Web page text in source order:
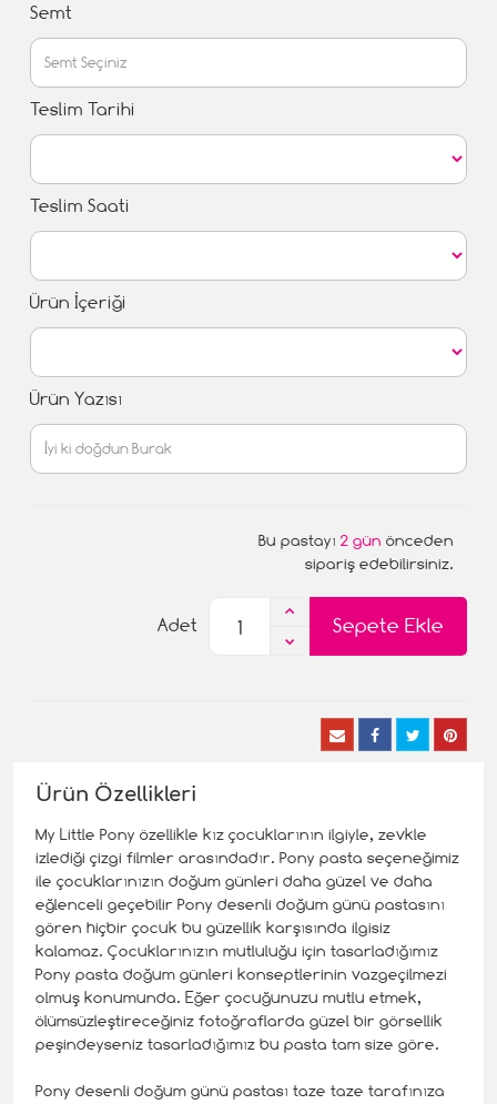
Semt
Teslim Tarihi
Teslim Saati
Ürün İçeriği
Ürün Yazısı
Bu pastayı 2 gün önceden
sipariş edebilirsiniz.
Sepete Ekle
Adet
Ürün Özellikleri
My Little Pony özellikle kız çocuklarının ilgiyle, zevkle
izlediği çizgi filmler arasındadır. Pony pasta seçeneğimiz
ile çocuklarınızın doğum günleri daha güzel ve daha
eğlenceli geçebilir Pony desenli doğum günü pastasını
gören hiçbir çocuk bu güzellik karşısında ilgisiz
kalamaz. Çocuklarınızın mutluluğu için tasarladığımız
Pony pasta doğum günleri konseptlerinin vazgeçilmezi
olmuş konumunda. Eğer çocuğunuzu mutlu etmek,
ölümsüzleştireceğiniz fotoğraflarda güzel bir görsellik
peşindeyseniz tasarladığımız bu pasta tam size göre.
Pony desenli doğum günü pastası taze taze tarafınıza